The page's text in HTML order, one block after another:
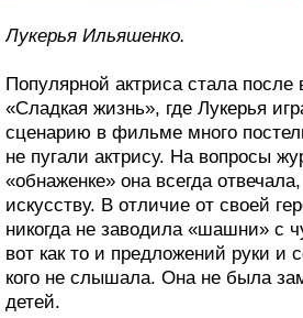
Лукерья Ильяшенко.
Популярной актриса стала
«Сладкая жизнь», где Лукерья
сценарию в фильме много
не пугали актрису. На вопросы
«обнаженке» она всегда
искусству. В отличие от своей
никогда не заводила «шашни» с
вот как то и предложений руки и
кого не слышала. Она не была
детей.